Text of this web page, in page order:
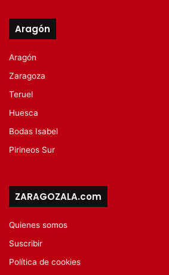
Aragón
Aragón
Zaragoza
Teruel
Huesca
Bodas Isabel
Pirineos Sur
ZARAGOZALA.com
Quienes somos
Suscribir
Política de cookies